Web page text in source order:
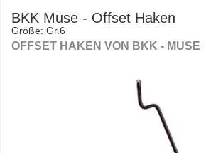
BKK Muse - Offset Haken
Größe: Gr.6
OFFSET HAKEN VON BKK - MUSE